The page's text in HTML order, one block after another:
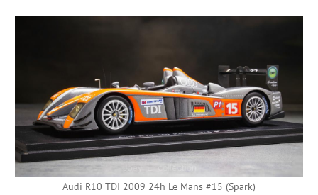
Audi R10 TDI 2009 24h Le Mans #15 (Spark)